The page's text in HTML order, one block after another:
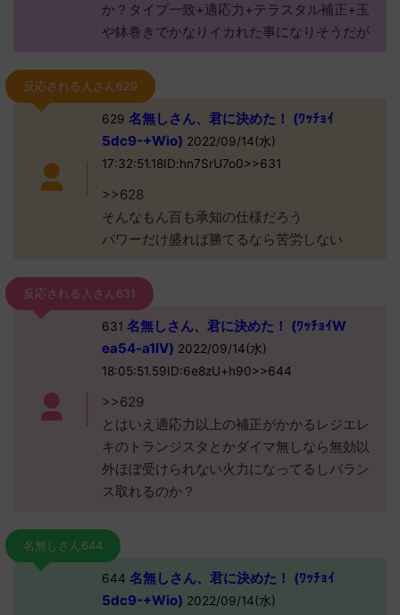
か？タイプ一致+適応力+テラスタル補正+玉
や鉢巻きでかなりイカれた事になりそうだが
反応される人さん629
629 名無しさん、君に決めた！ (ﾜｯﾁｮｲ
5dc9-+Wio) 2022/09/14(水)
17:32:51.18ID:hn7SrU7o0>>631
>>628
そんなもん百も承知の仕様だろう
パワーだけ盛れば勝てるなら苦労しない
反応される人さん631
631 名無しさん、君に決めた！ (ﾜｯﾁｮｲW
ea54-a1lV) 2022/09/14(水)
18:05:51.59ID:6e8zU+h90>>644
>>629
とはいえ適応力以上の補正がかかるレジエレ
キのトランジスタとかダイマ無しなら無効以
外ほぼ受けられない火力になってるしバラン
ス取れるのか？
名無しさん644
644 名無しさん、君に決めた！ (ﾜｯﾁｮｲ
5dc9-+Wio) 2022/09/14(水)